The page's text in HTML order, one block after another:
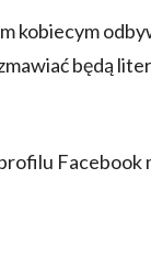
będą
Facebook